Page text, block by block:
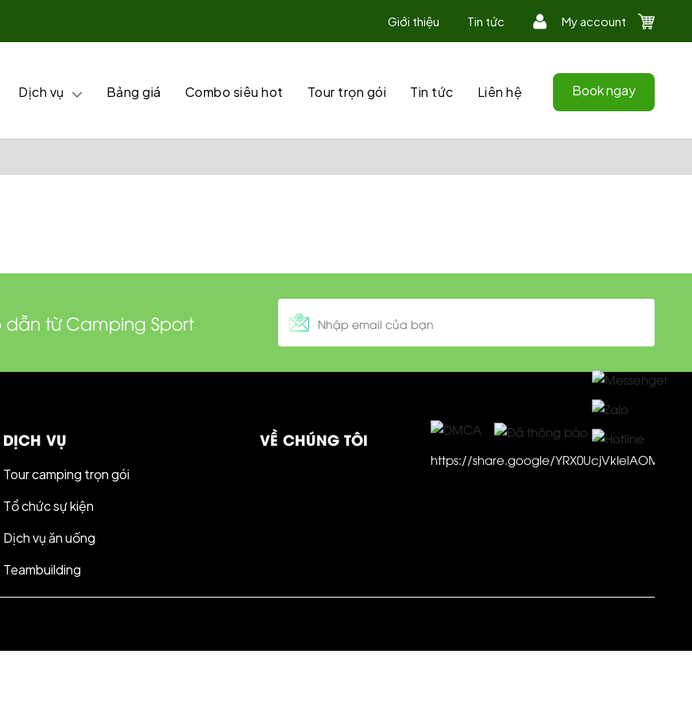
Giới thiệu Tin tức My account
Dịch vụ Bảng giá Combo siêu hot Tour trọn gói Tin tức Liên hệ Book ngay
từ Camping Sport
DỊCH VỤ
Tour camping trọn gói
Tổ chức sự kiện
Dịch vụ ăn uống
Teambuilding
VỀ CHÚNG TÔI
https://share.google/YRX0UcjVkIelAOMR5